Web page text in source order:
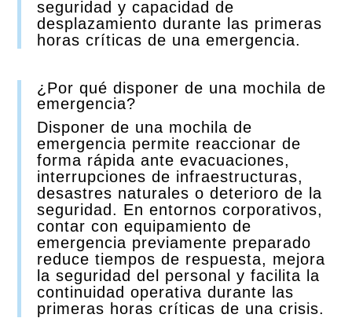
seguridad y capacidad de
desplazamiento durante las primeras
horas críticas de una emergencia.
¿Por qué disponer de una mochila de
emergencia?
Disponer de una mochila de
emergencia permite reaccionar de
forma rápida ante evacuaciones,
interrupciones de infraestructuras,
desastres naturales o deterioro de la
seguridad. En entornos corporativos,
contar con equipamiento de
emergencia previamente preparado
reduce tiempos de respuesta, mejora
la seguridad del personal y facilita la
continuidad operativa durante las
primeras horas críticas de una crisis.